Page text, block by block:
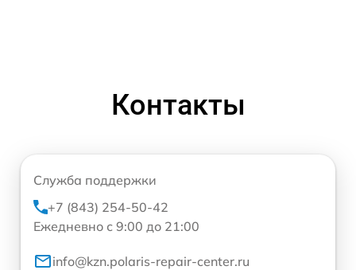
Контакты
Служба поддержки
+7 (843) 254-50-42
Ежедневно с 9:00 до 21:00
info@kzn.polaris-repair-center.ru